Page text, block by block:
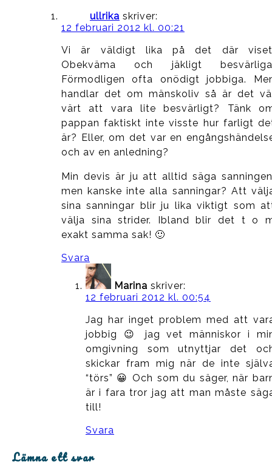
ullrika skriver:
12 februari 2012 kl. 00:21
Vi är väldigt lika på det där
Obekväma och jäkligt
Förmodligen ofta onödigt jobbiga.
handlar det om mänskoliv så är det
värt att vara lite besvärligt? Tänk
pappan faktiskt inte visste hur farligt
är? Eller, om det var en
och av en anledning?
Min devis är ju att alltid säga
men kanske inte alla sanningar? Att
sina sanningar blir ju lika viktigt som
välja sina strider. Ibland blir det t o
exakt samma sak! 🙂
Svara
Marina skriver:
12 februari 2012 kl. 00:54
Jag har inget problem med att
jobbig 😉 jag vet människor i
omgivning som utnyttjar det
skickar fram mig när de inte
“törs” 😀 Och som du säger, när
är i fara tror jag att man måste
till!
Svara
Lämna ett svar